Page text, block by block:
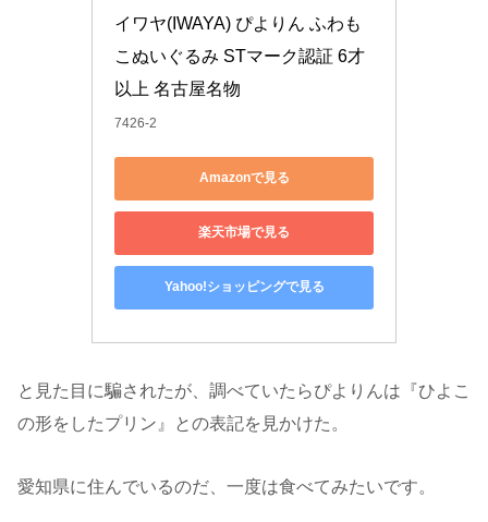
イワヤ(IWAYA) ぴよりん ふわも
こぬいぐるみ STマーク認証 6才
以上 名古屋名物
7426-2
Amazonで見る
楽天市場で見る
Yahoo!ショッピングで見る
と見た目に騙されたが、調べていたらぴよりんは『ひよこ
の形をしたプリン』との表記を見かけた。
愛知県に住んでいるのだ、一度は食べてみたいです。